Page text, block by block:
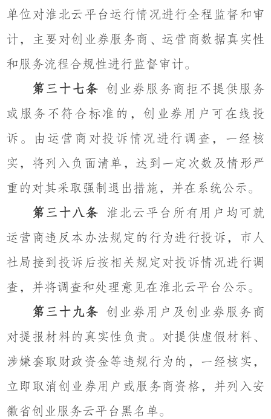
单位对淮北云平台运行情况进行全程监督和审
计，主要对创业券服务商、运营商数据真实性
和服务流程合规性进行监督审计。
第三十七条 创业券服务商拒不提供服务
或服务不符合标准的，创业券用户可在线投
诉。由运营商对投诉情况进行调查，一经核
实，将列入负面清单，达到一定次数及情形严
重的对其采取强制退出措施，并在系统公示。
第三十八条
淮北云平台所有用户均可就
运营商违反本办法规定的行为进行投诉，市人
社局接到投诉后按相关规定对投诉情况进行调
查，并将调查和处理意见在淮北云平台公示。
第三十九条 创业券用户及创业券服务商
对提报材料的真实性负责。对提供虚假材料、
涉嫌套取财政资金等违规行为的，一经核实，
立即取消创业券用户或服务商资格，并列入安
徽省创业服务云平台黑名单。